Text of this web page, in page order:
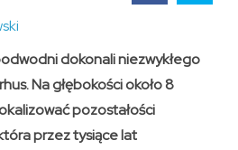
dokonali niezwykłego
Na głębokości około 8
pozostałości
przez tysiące lat